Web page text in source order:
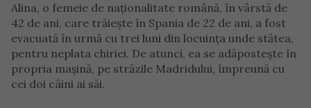
Alina, o femeie de naționalitate română, în vârstă de
42 de ani, care trăiește în Spania de 22 de ani, a fost
evacuată în urmă cu trei luni din locuința unde stătea,
pentru neplata chiriei. De atunci, ea se adăpostește în
propria mașină, pe străzile Madridului, împreună cu
cei doi câini ai săi.